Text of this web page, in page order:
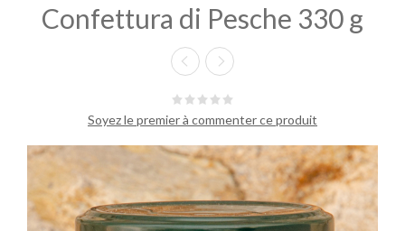
Confettura di Pesche 330 g
Soyez le premier à commenter ce produit